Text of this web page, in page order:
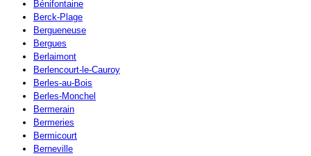
Bénifontaine
Berck-Plage
Bergueneuse
Bergues
Berlaimont
Berlencourt-le-Cauroy
Berles-au-Bois
Berles-Monchel
Bermerain
Bermeries
Bermicourt
Berneville